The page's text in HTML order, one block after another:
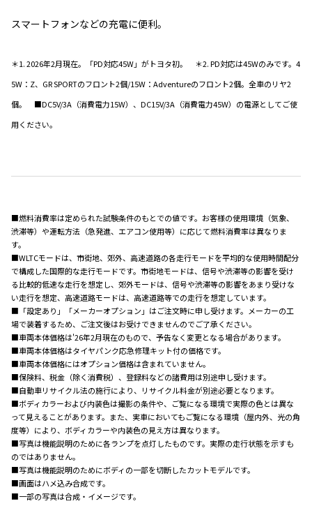
スマートフォンなどの充電に便利。
＊1. 2026年2月現在。「PD対応45W」がトヨタ初。 ＊2. PD対応は45Wのみです。4
5W：Z、GR SPORTのフロント2個/15W：Adventureのフロント2個。全車のリヤ2
個。 ■DC5V/3A（消費電力15W）、DC15V/3A（消費電力45W）の電源としてご使
用ください。
■燃料消費率は定められた試験条件のもとでの値です。お客様の使用環境（気象、
渋滞等）や運転方法（急発進、エアコン使用等）に応じて燃料消費率は異なりま
す。
■WLTCモードは、市街地、郊外、高速道路の各走行モードを平均的な使用時間配分
で構成した国際的な走行モードです。市街地モードは、信号や渋滞等の影響を受け
る比較的低速な走行を想定し、郊外モードは、信号や渋滞等の影響をあまり受けな
い走行を想定、高速道路モードは、高速道路等での走行を想定しています。
■「設定あり」「メーカーオプション」はご注文時に申し受けます。メーカーの工
場で装着するため、ご注文後はお受けできませんのでご了承ください。
■車両本体価格は'26年2月現在のもので、予告なく変更となる場合があります。
■車両本体価格はタイヤパンク応急修理キット付の価格です。
■車両本体価格にはオプション価格は含まれていません。
■保険料、税金（除く消費税）、登録料などの諸費用は別途申し受けます。
■自動車リサイクル法の施行により、リサイクル料金が別途必要となります。
■ボディカラーおよび内装色は撮影の条件や、ご覧になる環境で実際の色とは異な
って見えることがあります。また、実車においてもご覧になる環境（屋内外、光の角
度等）により、ボディカラーや内装色の見え方は異なります。
■写真は機能説明のために各ランプを点灯したものです。実際の走行状態を示すも
のではありません。
■写真は機能説明のためにボディの一部を切断したカットモデルです。
■画面はハメ込み合成です。
■一部の写真は合成・イメージです。